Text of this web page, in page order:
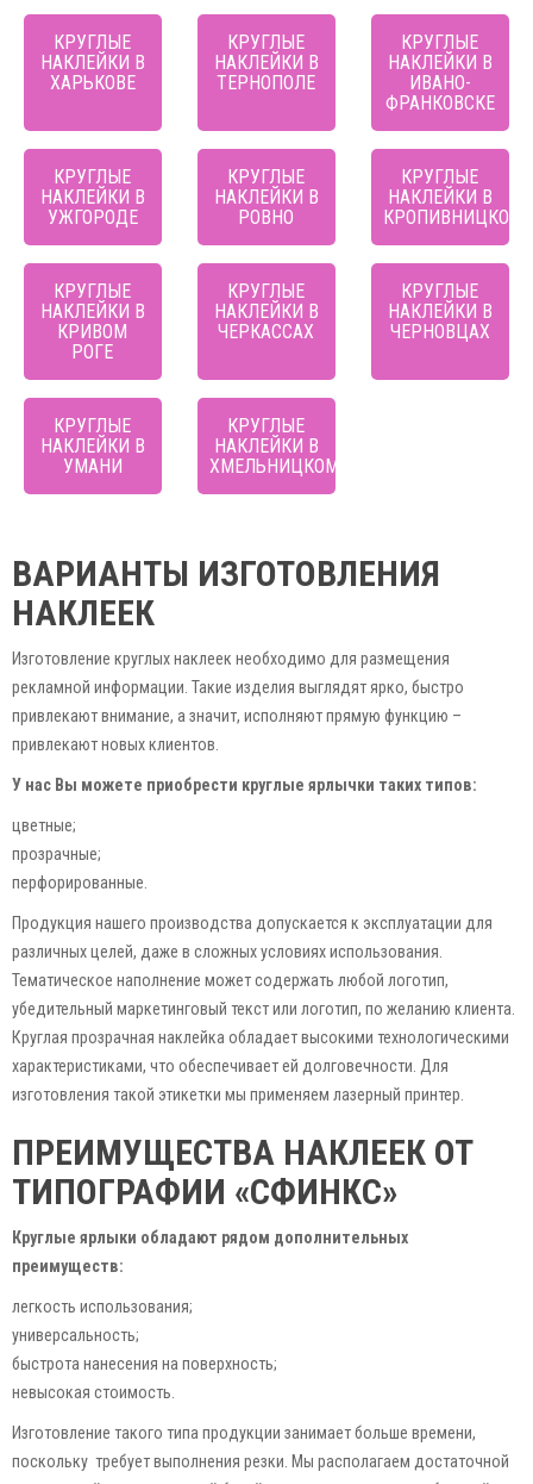
КРУГЛЫЕ
НАКЛЕЙКИ В
ХАРЬКОВЕ
КРУГЛЫЕ
НАКЛЕЙКИ В
ТЕРНОПОЛЕ
КРУГЛЫЕ
НАКЛЕЙКИ В
ИВАНО-
ФРАНКОВСКЕ
КРУГЛЫЕ
НАКЛЕЙКИ В
УЖГОРОДЕ
КРУГЛЫЕ
НАКЛЕЙКИ В
РОВНО
КРУГЛЫЕ
НАКЛЕЙКИ В
КРОПИВНИЦКОМ
КРУГЛЫЕ
НАКЛЕЙКИ В
КРИВОМ
РОГЕ
КРУГЛЫЕ
НАКЛЕЙКИ В
ЧЕРКАССАХ
КРУГЛЫЕ
НАКЛЕЙКИ В
ЧЕРНОВЦАХ
КРУГЛЫЕ
НАКЛЕЙКИ В
УМАНИ
КРУГЛЫЕ
НАКЛЕЙКИ В
ХМЕЛЬНИЦКОМ
ВАРИАНТЫ ИЗГОТОВЛЕНИЯ
НАКЛЕЕК
Изготовление круглых наклеек необходимо для размещения
рекламной информации. Такие изделия выглядят ярко, быстро
привлекают внимание, а значит, исполняют прямую функцию –
привлекают новых клиентов.
У нас Вы можете приобрести круглые ярлычки таких типов:
цветные;
прозрачные;
перфорированные.
Продукция нашего производства допускается к эксплуатации для
различных целей, даже в сложных условиях использования.
Тематическое наполнение может содержать любой логотип,
убедительный маркетинговый текст или логотип, по желанию клиента.
Круглая прозрачная наклейка обладает высокими технологическими
характеристиками, что обеспечивает ей долговечности. Для
изготовления такой этикетки мы применяем лазерный принтер.
ПРЕИМУЩЕСТВА НАКЛЕЕК ОТ
ТИПОГРАФИИ «СФИНКС»
Круглые ярлыки обладают рядом дополнительных
преимуществ:
легкость использования;
универсальность;
быстрота нанесения на поверхность;
невысокая стоимость.
Изготовление такого типа продукции занимает больше времени,
поскольку требует выполнения резки. Мы располагаем достаточной